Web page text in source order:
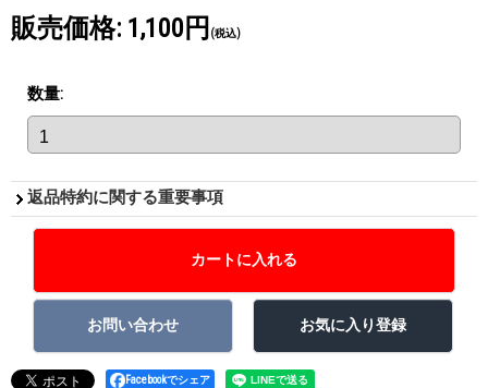
販売価格: 1,100円 (税込)
数量:
返品特約に関する重要事項
Facebookでシェア